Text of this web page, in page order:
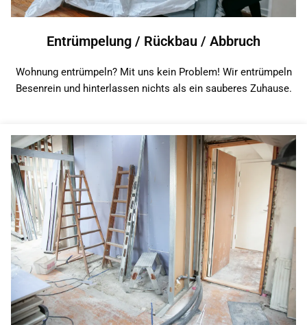
Entrümpelung / Rückbau / Abbruch
Wohnung entrümpeln? Mit uns kein Problem! Wir entrümpeln
Besenrein und hinterlassen nichts als ein sauberes Zuhause.